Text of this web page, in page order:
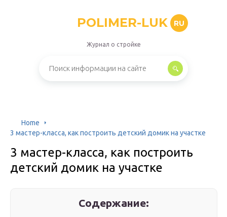
POLIMER-LUK RU
Журнал о стройке
Home
3 мастер-класса, как построить детский домик на участке
3 мастер-класса, как построить
детский домик на участке
Содержание: